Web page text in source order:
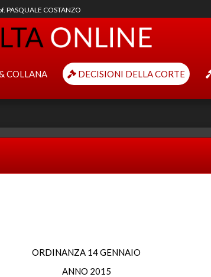
PASQUALE COSTANZO
COLLANA DECISIONI DELLA CORTE
ORDINANZA 14 GENNAIO
ANNO 2015